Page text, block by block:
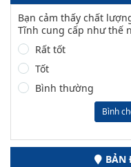
Bạn cảm thấy chất
Tĩnh cung cấp như thế
Rất tốt
Tốt
Bình thường
Bình
BẢN